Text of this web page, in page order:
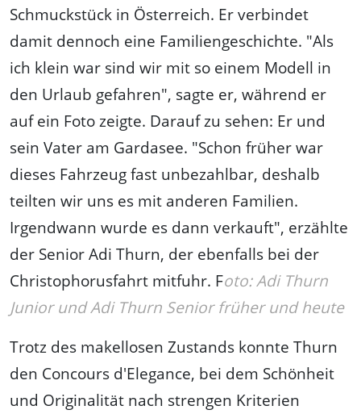
Schmuckstück in Österreich. Er verbindet
damit dennoch eine Familiengeschichte. "Als
ich klein war sind wir mit so einem Modell in
den Urlaub gefahren", sagte er, während er
auf ein Foto zeigte. Darauf zu sehen: Er und
sein Vater am Gardasee. "Schon früher war
dieses Fahrzeug fast unbezahlbar, deshalb
teilten wir uns es mit anderen Familien.
Irgendwann wurde es dann verkauft", erzählte
der Senior Adi Thurn, der ebenfalls bei der
Christophorusfahrt mitfuhr. Foto: Adi Thurn
Junior und Adi Thurn Senior früher und heute
Trotz des makellosen Zustands konnte Thurn
den Concours d'Elegance, bei dem Schönheit
und Originalität nach strengen Kriterien